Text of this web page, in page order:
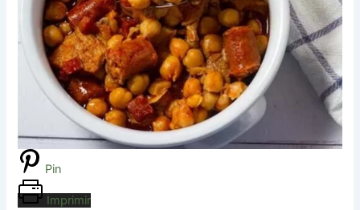
Pin
Imprimir